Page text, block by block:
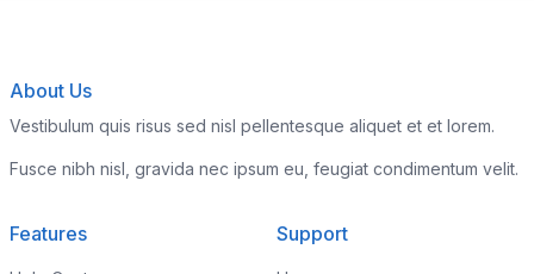
About Us
Vestibulum quis risus sed nisl pellentesque aliquet et et lorem.
Fusce nibh nisl, gravida nec ipsum eu, feugiat condimentum velit.
Features Support